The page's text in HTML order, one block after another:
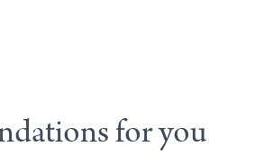
for you